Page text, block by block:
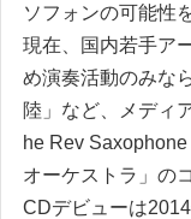
ソフ ォ ンの可能性
現在
国内若手ア
め演奏活動のみな
陸 」 など、 メ ディ
he Rev Saxophone
オーケス ト ラ 」 の
CDデビュ ーは